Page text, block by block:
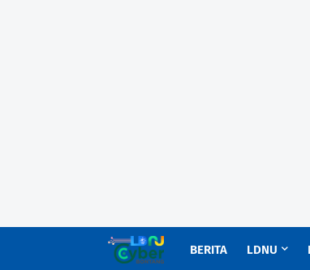
BERITA LDNU